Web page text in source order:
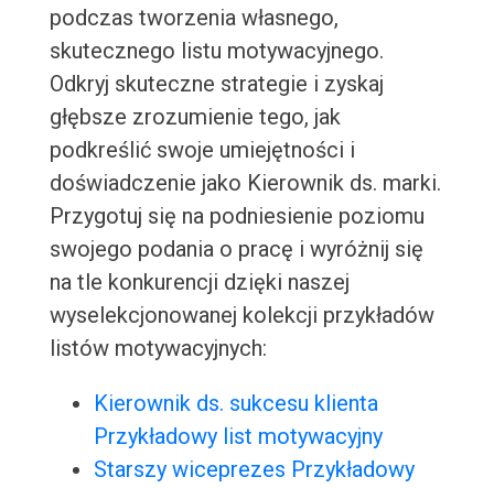
podczas tworzenia własnego,
skutecznego listu motywacyjnego.
Odkryj skuteczne strategie i zyskaj
głębsze zrozumienie tego, jak
podkreślić swoje umiejętności i
doświadczenie jako Kierownik ds. marki.
Przygotuj się na podniesienie poziomu
swojego podania o pracę i wyróżnij się
na tle konkurencji dzięki naszej
wyselekcjonowanej kolekcji przykładów
listów motywacyjnych:
Kierownik ds. sukcesu klienta
Przykładowy list motywacyjny
Starszy wiceprezes Przykładowy